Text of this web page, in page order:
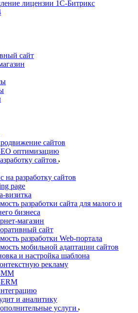
лицензии 1С-Битрикс
сайт
сайтов
оптимизацию
сайтов
на разработку сайтов
page
визитка
разработки сайта для малого и
бизнеса
магазин
сайт
разработки Web-портала
мобильной адаптации сайтов
и настройка шаблона
рекламу
и аналитику
услуги